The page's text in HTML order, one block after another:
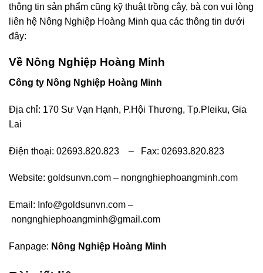
thông tin sản phẩm cũng kỹ thuật trồng cây, bà con vui lòng
liên hệ Nông Nghiệp Hoàng Minh qua các thông tin dưới
đây:
Về Nông Nghiệp Hoàng Minh
Công ty Nông Nghiệp Hoàng Minh
Địa chỉ: 170 Sư Vạn Hạnh, P.Hội Thương, Tp.Pleiku, Gia
Lai
Điện thoại: 02693.820.823 – Fax: 02693.820.823
Website: goldsunvn.com – nongnghiephoangminh.com
Email: Info@goldsunvn.com –
nongnghiephoangminh@gmail.com
Fanpage: Nông Nghiệp Hoàng Minh